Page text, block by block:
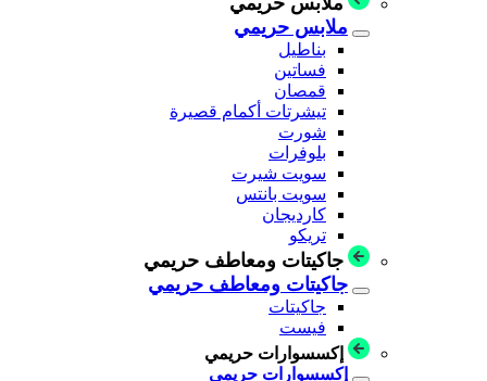
ملابس حريمي
بناطيل
فساتين
قمصان
تيشرتات أكمام قصيرة
شورت
بلوفرات
سويت شيرت
سويت بانتس
كارديجان
تريكو
جاكيتات ومعاطف حريمي
جاكيتات ومعاطف حريمي
جاكيتات
فيست
إكسسوارات حريمي
إكسسوارات حريمي